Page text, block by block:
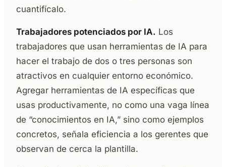
cuantifícalo.
Trabajadores potenciados por IA. Los
trabajadores que usan herramientas de IA para
hacer el trabajo de dos o tres personas son
atractivos en cualquier entorno económico.
Agregar herramientas de IA específicas que
usas productivamente, no como una vaga línea
de “conocimientos en IA,” sino como ejemplos
concretos, señala eficiencia a los gerentes que
observan de cerca la plantilla.